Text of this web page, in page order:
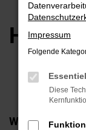
Häufige
Was ist
Impressum
Folgende
Diese